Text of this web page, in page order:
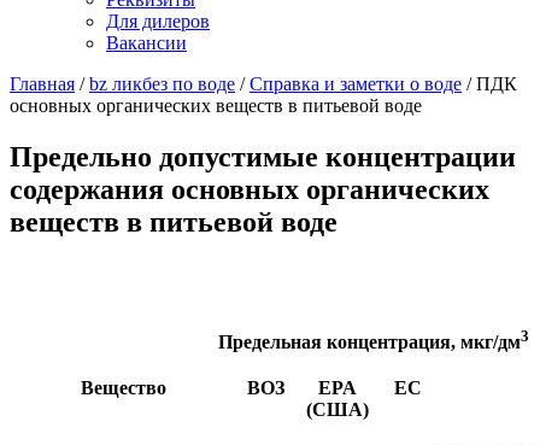
Для дилеров
Вакансии
Главная /bz ликбез по воде /Справка и заметки о воде /ПДК
основных органических веществ в питьевой воде
Предельно допустимые концентрации
содержания основных органических
веществ в питьевой воде
Предельная концентрация, мкг/дм3
Вещество ВОЗ
EPA
(США)
ЕС